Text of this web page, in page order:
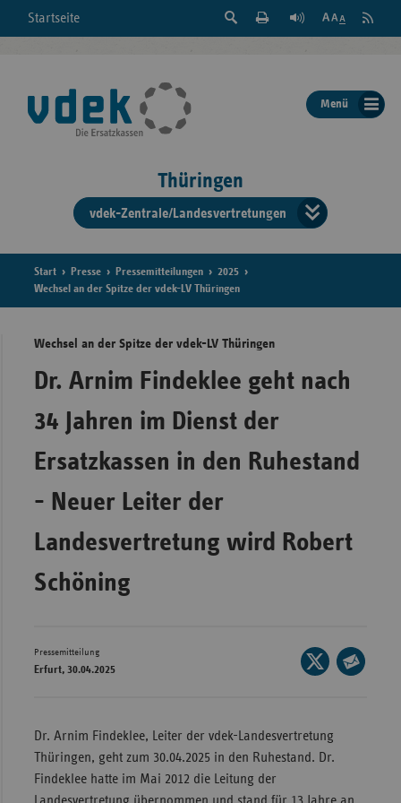
Startseite
Suche
der
Seite
Feed
Menü
Thüringen
vdek-Zentrale/Landesvertretungen
der
Start Presse Pressemitteilungen
2025
Wechsel an der Spitze der vdek-LV Thüringen
Wechsel an der Spitze der vdek-LV Thüringen
Dr. Arnim Findeklee geht nach
34 Jahren im Dienst der
Ersatzkassen in den Ruhestand
- Neuer Leiter der
Landesvertretung wird Robert
Schöning
Pressemitteilung
Erfurt, 30.04.2025
Seite
auf
Dr. Arnim Findeklee, Leiter der vdek-Landesvertretung
Thüringen, geht zum 30.04.2025 in den Ruhestand. Dr.
Findeklee hatte im Mai 2012 die Leitung der